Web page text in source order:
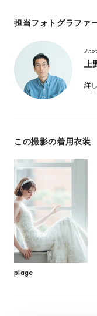
担当フォトグラファ
詳
この撮影の着用衣装
plage